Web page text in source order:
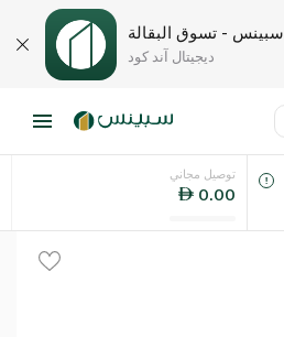
سبينس - تسوق البقالة
ديجيتال آند كود
اللغةتوصيل مجاني
0.00